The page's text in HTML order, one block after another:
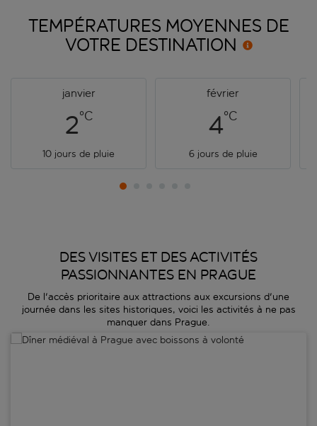
TEMPÉRATURES MOYENNES DE
VOTRE DESTINATION
janvier
2°C
10 jours de pluie
février
4°C
6 jours de pluie
DES VISITES ET DES ACTIVITÉS
PASSIONNANTES EN PRAGUE
De l'accès prioritaire aux attractions aux excursions d'une
journée dans les sites historiques, voici les activités à ne pas
manquer dans Prague.
Dîner médiéval à Prague avec boissons à volonté